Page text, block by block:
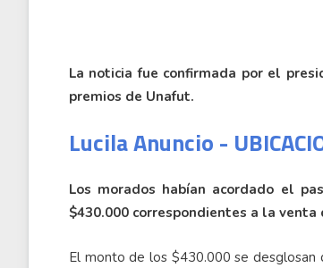
La noticia fue confirmada por el
premios de Unafut.
Lucila Anuncio -
Los morados habían acordado el
$430.000 correspondientes a la venta
El monto de los $430.000 se desglosan